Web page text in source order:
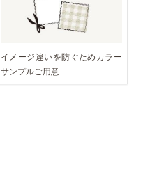
イメージ違いを防ぐためカラー
サンプルご用意